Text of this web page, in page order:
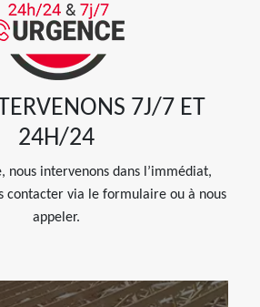
7J/7 ET
24H/24
nous intervenons dans l’immédiat,
contacter via le formulaire ou à nous
appeler.